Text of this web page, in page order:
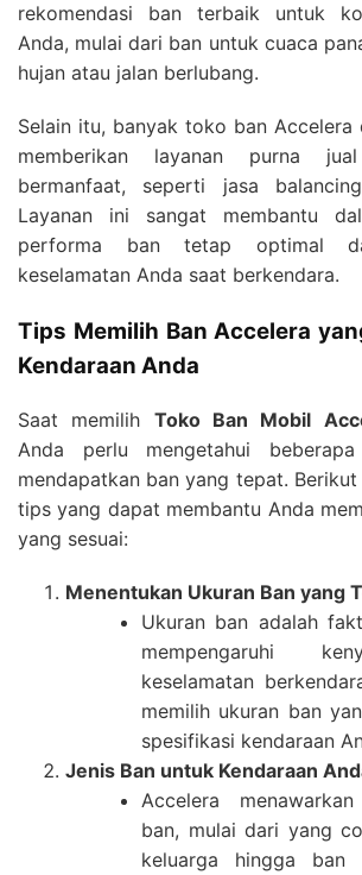
rekomendasi ban terbaik untuk
Anda, mulai dari ban untuk cuaca
hujan atau jalan berlubang.
Selain itu, banyak toko ban Accelera
memberikan layanan purna
bermanfaat, seperti jasa
Layanan ini sangat membantu
performa ban tetap optimal
keselamatan Anda saat berkendara.
Tips Memilih Ban Accelera
Kendaraan Anda
Saat memilih Toko Ban Mobil
Anda perlu mengetahui
mendapatkan ban yang tepat.
tips yang dapat membantu Anda
yang sesuai:
Menentukan Ukuran Ban yang
Ukuran ban adalah
mempengaruhi
keselamatan
memilih ukuran ban
spesifikasi kendaraan
Jenis Ban untuk Kendaraan
Accelera
ban, mulai dari yang
keluarga hingga ban